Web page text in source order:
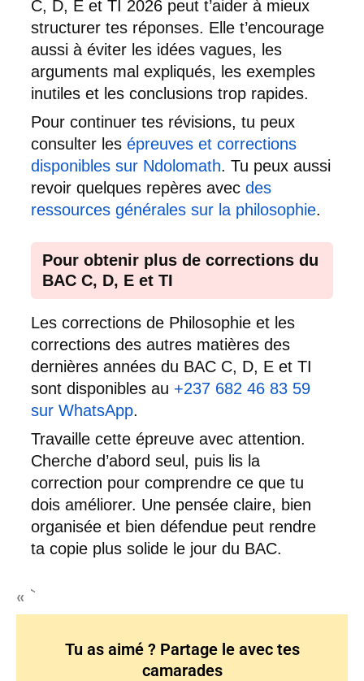
C, D, E et TI 2026 peut t’aider à mieux
structurer tes réponses. Elle t’encourage
aussi à éviter les idées vagues, les
arguments mal expliqués, les exemples
inutiles et les conclusions trop rapides.
Pour continuer tes révisions, tu peux
consulter les épreuves et corrections
disponibles sur Ndolomath. Tu peux aussi
revoir quelques repères avec des
ressources générales sur la philosophie.
Pour obtenir plus de corrections du
BAC C, D, E et TI
Les corrections de Philosophie et les
corrections des autres matières des
dernières années du BAC C, D, E et TI
sont disponibles au +237 682 46 83 59
sur WhatsApp.
Travaille cette épreuve avec attention.
Cherche d’abord seul, puis lis la
correction pour comprendre ce que tu
dois améliorer. Une pensée claire, bien
organisée et bien défendue peut rendre
ta copie plus solide le jour du BAC.
« `
Tu as aimé ? Partage le avec tes
camarades